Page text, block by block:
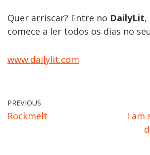
Quer arriscar? Entre no DailyLit,
comece a ler todos os dias no
www.dailylit.com
PREVIOUS
Rockmelt
I am